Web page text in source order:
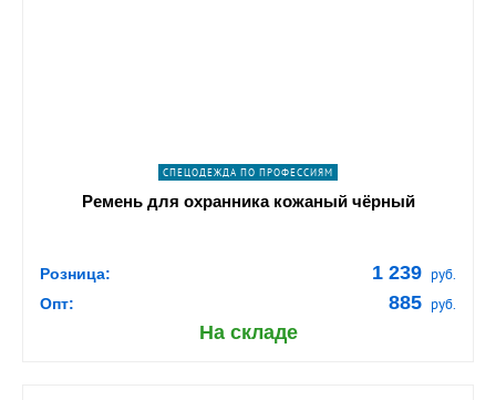
СПЕЦОДЕЖДА ПО ПРОФЕССИЯМ
Ремень для охранника кожаный чёрный
Розница: 1 239 руб.
Опт: 885 руб.
На складе